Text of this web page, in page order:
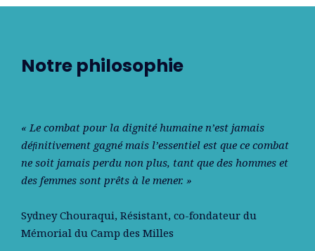
Notre philosophie
« Le combat pour la dignité humaine n’est jamais
déﬁnitivement gagné mais l’essentiel est que ce combat
ne soit jamais perdu non plus, tant que des hommes et
des femmes sont prêts à le mener. »
Sydney Chouraqui, Résistant, co-fondateur du
Mémorial du Camp des Milles